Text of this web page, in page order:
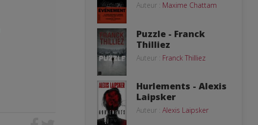
Auteur : Maxime Chattam
Puzzle - Franck
Thilliez
Auteur : Franck Thilliez
Hurlements - Alexis
Laipsker
Auteur : Alexis Laipsker